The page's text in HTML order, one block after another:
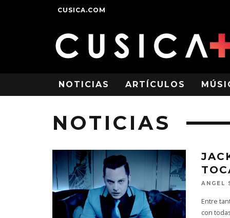
CUSICA.COM
NOTICIAS ARTÍCULOS
NOTICIAS
ANGEL
Entre
con